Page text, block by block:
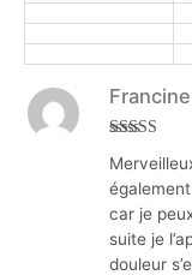
car je
suite je
douleur